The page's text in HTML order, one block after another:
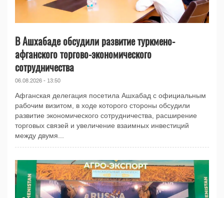
В Ашхабаде обсудили развитие туркмено-
афганского торгово-экономического
сотрудничества
06.08.2026 - 13:50
Афганская делегация посетила Ашхабад с официальным
рабочим визитом, в ходе которого стороны обсудили
развитие экономического сотрудничества, расширение
торговых связей и увеличение взаимных инвестиций
между двумя...